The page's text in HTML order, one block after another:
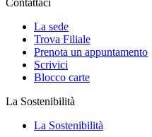
Contattaci
La sede
Trova Filiale
Prenota un appuntamento
Scrivici
Blocco carte
La Sostenibilità
La Sostenibilità